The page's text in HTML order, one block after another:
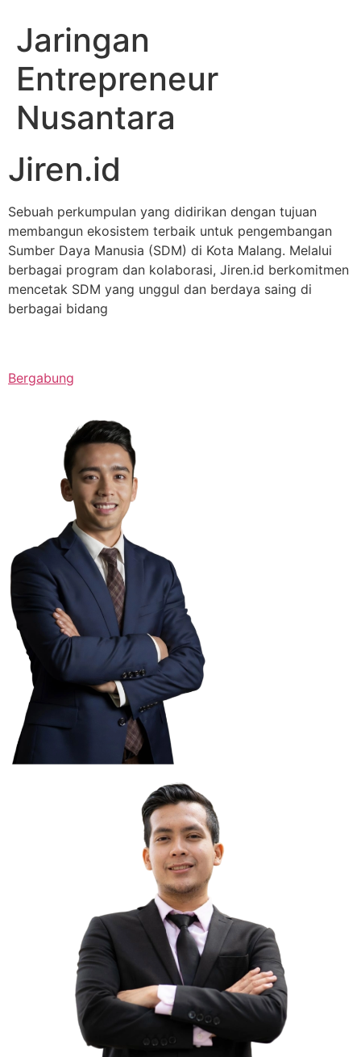
Jaringan
Entrepreneur
Nusantara
Jiren.id
Sebuah perkumpulan yang didirikan dengan tujuan
membangun ekosistem terbaik untuk pengembangan
Sumber Daya Manusia (SDM) di Kota Malang. Melalui
berbagai program dan kolaborasi, Jiren.id berkomitmen
mencetak SDM yang unggul dan berdaya saing di
berbagai bidang
Bergabung